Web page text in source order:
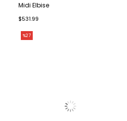
Midi Elbise
$531.99
%27